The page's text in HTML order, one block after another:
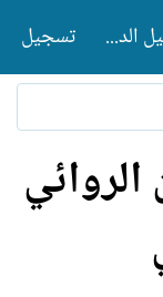
تسجيل الدخول تسجيل